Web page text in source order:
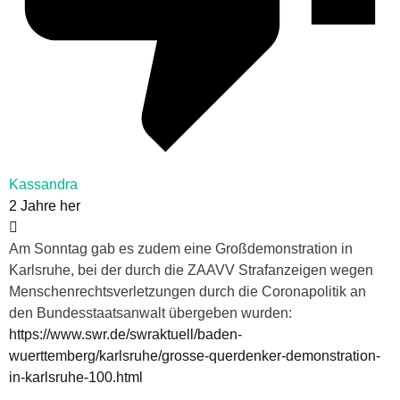
Kassandra
2 Jahre her
Am Sonntag gab es zudem eine Großdemonstration in
Karlsruhe, bei der durch die ZAAVV Strafanzeigen wegen
Menschenrechtsverletzungen durch die Coronapolitik an
den Bundesstaatsanwalt übergeben wurden:
https://www.swr.de/swraktuell/baden-
wuerttemberg/karlsruhe/grosse-querdenker-demonstration-
in-karlsruhe-100.html